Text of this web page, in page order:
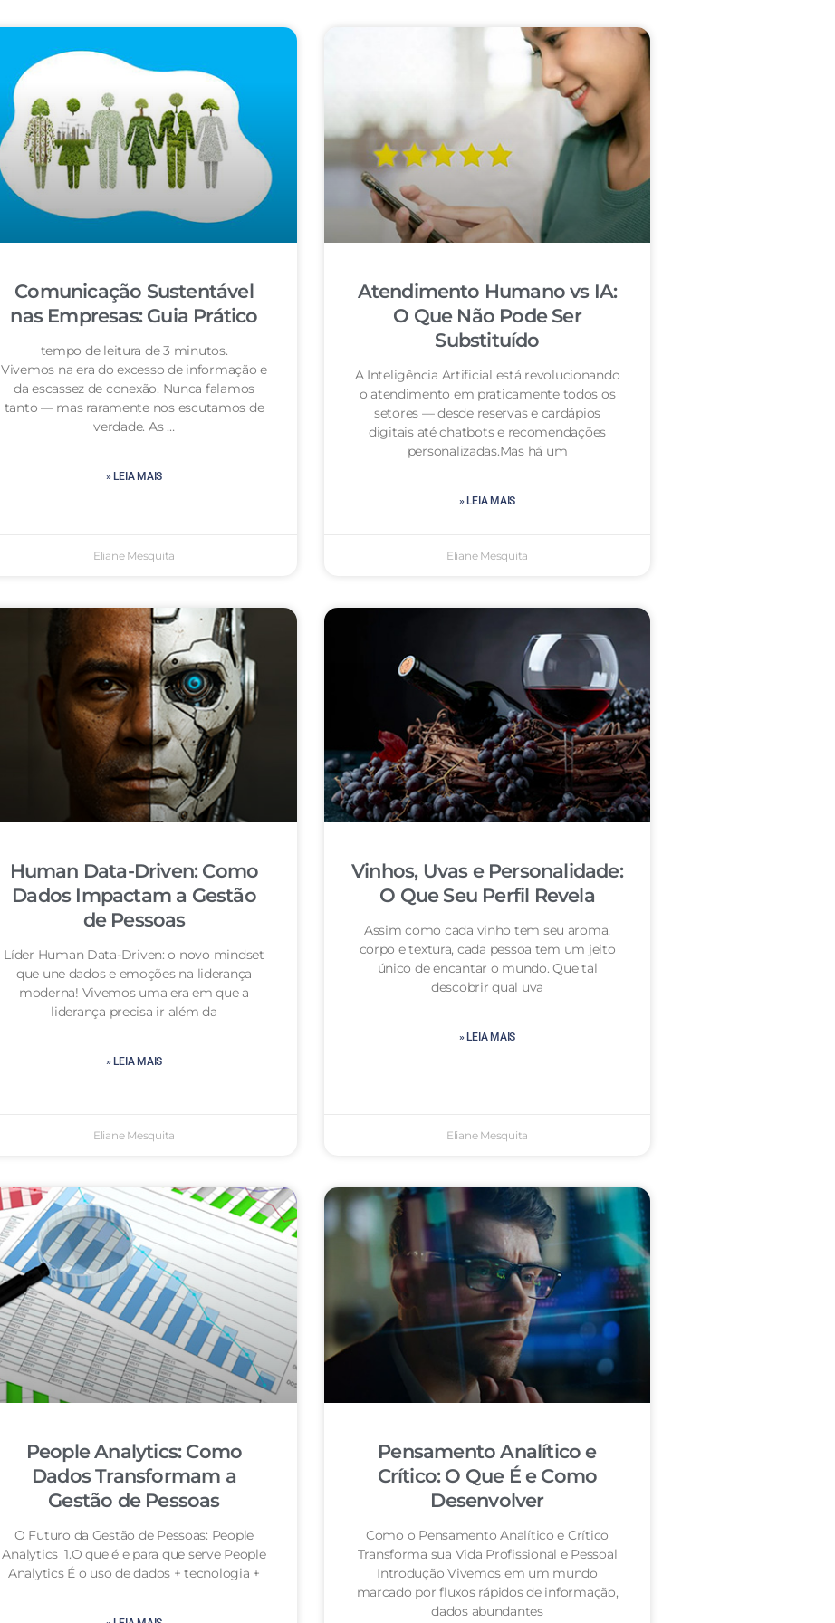
Comunicação Sustentável
nas Empresas: Guia Prático
tempo de leitura de 3 minutos.
Vivemos na era do excesso de informação e
da escassez de conexão. Nunca falamos
tanto — mas raramente nos escutamos de
verdade. As …
» LEIA MAIS
Eliane Mesquita
Atendimento Humano vs IA:
O Que Não Pode Ser
Substituído
A Inteligência Artificial está revolucionando
o atendimento em praticamente todos os
setores — desde reservas e cardápios
digitais até chatbots e recomendações
personalizadas.Mas há um
» LEIA MAIS
Eliane Mesquita
Human Data-Driven: Como
Dados Impactam a Gestão
de Pessoas
Líder Human Data-Driven: o novo mindset
que une dados e emoções na liderança
moderna! Vivemos uma era em que a
liderança precisa ir além da
» LEIA MAIS
Eliane Mesquita
Vinhos, Uvas e Personalidade:
O Que Seu Perfil Revela
Assim como cada vinho tem seu aroma,
corpo e textura, cada pessoa tem um jeito
único de encantar o mundo. Que tal
descobrir qual uva
» LEIA MAIS
Eliane Mesquita
People Analytics: Como
Dados Transformam a
Gestão de Pessoas
O Futuro da Gestão de Pessoas: People
Analytics 1.O que é e para que serve People
Analytics É o uso de dados + tecnologia +
Pensamento Analítico e
Crítico: O Que É e Como
Desenvolver
Como o Pensamento Analítico e Crítico
Transforma sua Vida Profissional e Pessoal
Introdução Vivemos em um mundo
marcado por fluxos rápidos de informação,
dados abundantes